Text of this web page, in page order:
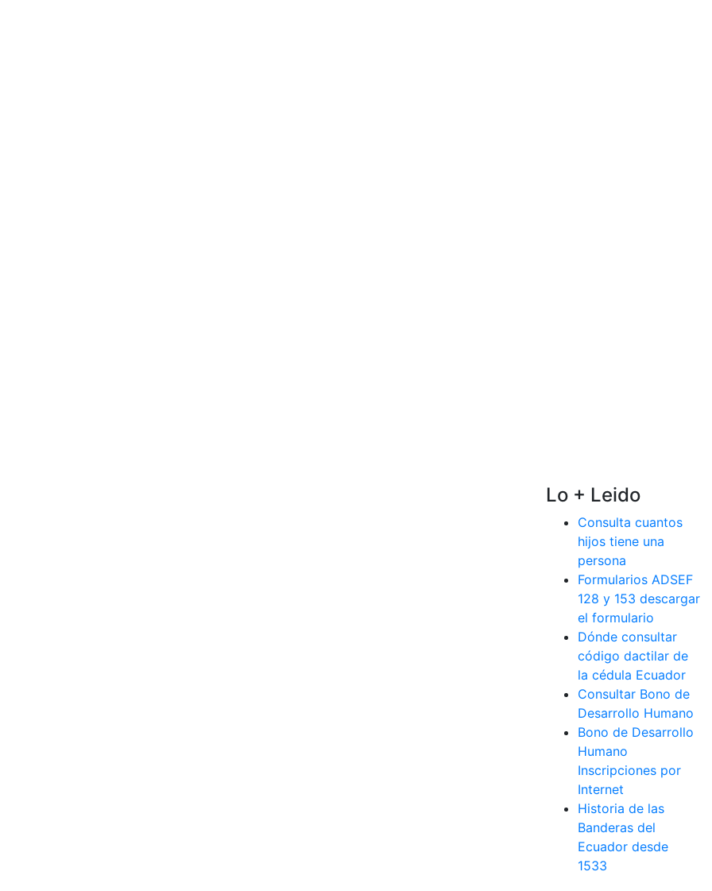
Lo + Leido
Consulta cuantos
hijos tiene una
persona
Formularios ADSEF
128 y 153 descargar
el formulario
Dónde consultar
código dactilar de
la cédula Ecuador
Consultar Bono de
Desarrollo Humano
Bono de Desarrollo
Humano
Inscripciones por
Internet
Historia de las
Banderas del
Ecuador desde
1533